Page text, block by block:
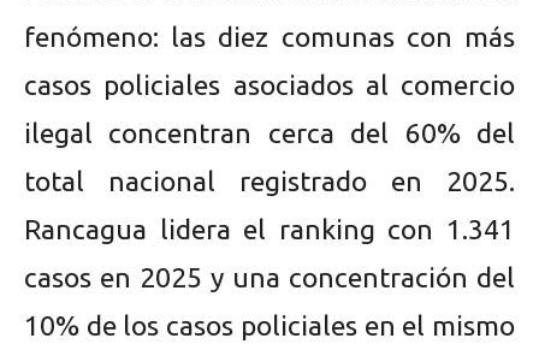
fenómeno: las diez comunas con más
casos policiales asociados al comercio
ilegal concentran cerca del 60% del
total nacional registrado en 2025.
Rancagua lidera el ranking con 1.341
casos en 2025 y una concentración del
10% de los casos policiales en el mismo